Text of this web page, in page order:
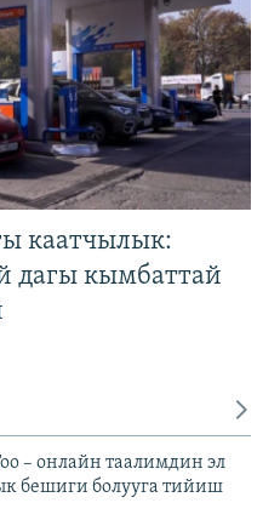
каатчылык:
дагы кымбаттай
– онлайн таалимдин эл
бешиги болууга тийиш